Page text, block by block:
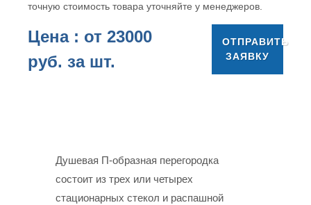
точную стоимость товара уточняйте у менеджеров.
Цена : от 23000
руб. за шт.
ОТПРАВИТЬ
ЗАЯВКУ
Душевая П-образная перегородка
состоит из трех или четырех
стационарных стекол и распашной